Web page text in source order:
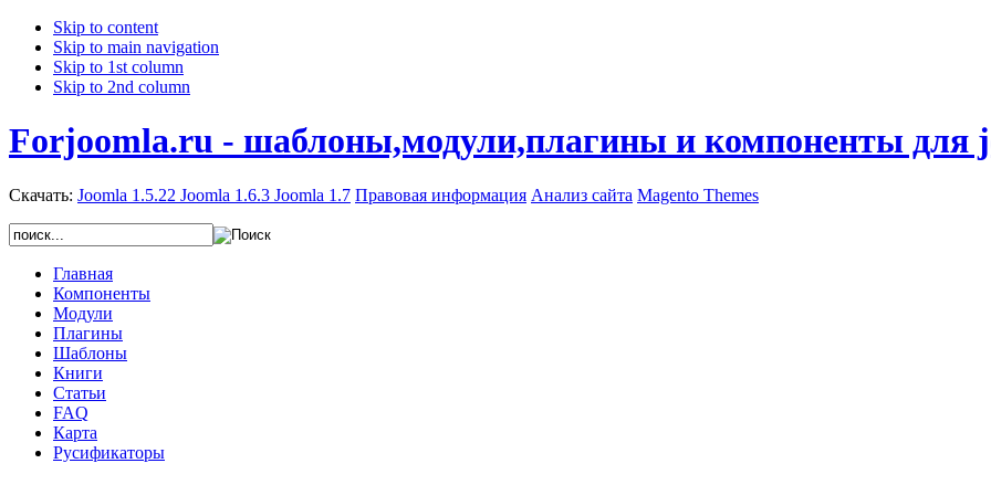
Skip to content
Skip to main navigation
Skip to 1st column
Skip to 2nd column
Forjoomla.ru - шаблоны,модули,плагины и компоненты для
Скачать: Joomla 1.5.22 Joomla 1.6.3 Joomla 1.7 Правовая информация Анализ сайта Magento Themes
Главная
Компоненты
Модули
Плагины
Шаблоны
Книги
Статьи
FAQ
Карта
Русификаторы